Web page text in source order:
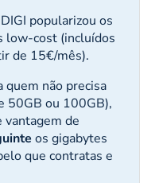
popularizou os
low-cost (incluídos
de 15€/mês).
quem não precisa
50GB ou 100GB),
vantagem de
os gigabytes
que contratas e